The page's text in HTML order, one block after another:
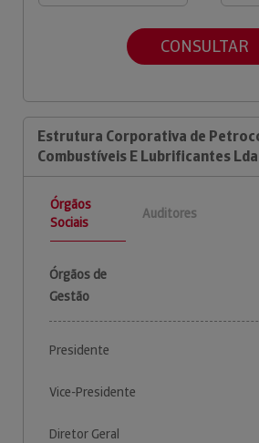
CONSULTAR
Estrutura Corporativa de
Combustíveis E Lubrificantes Lda
Órgãos
Sociais
Auditores
Órgãos de
Gestão
Presidente
Vice-Presidente
Diretor Geral